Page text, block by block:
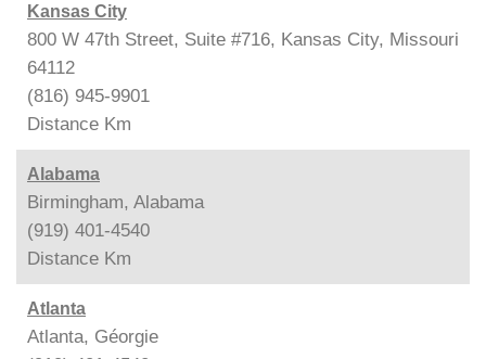
Kansas City
800 W 47th Street, Suite #716, Kansas City, Missouri
64112
(816) 945-9901
Distance Km
Alabama
Birmingham, Alabama
(919) 401-4540
Distance Km
Atlanta
Atlanta, Géorgie